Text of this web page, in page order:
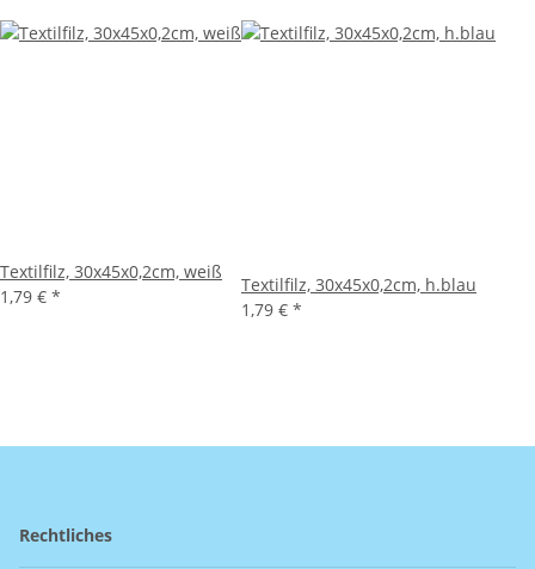
Textilfilz, 30x45x0,2cm, weiß
1,79 € *
Textilfilz, 30x45x0,2cm, h.blau
1,79 € *
Rechtliches